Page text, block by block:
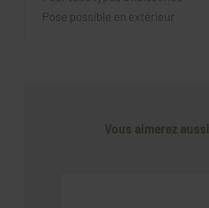
Pose possible en extérieur
Vous aimerez aussi